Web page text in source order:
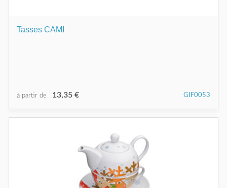
Tasses CAMI
à partir de 13,35 € GIF0053